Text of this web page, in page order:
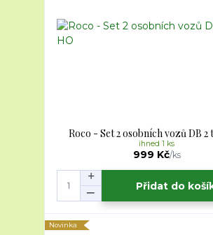
Roco - Set 2 osobních vozů DB 2
999 Kč/ks
ihned 1 ks
Přidat do
Novinka